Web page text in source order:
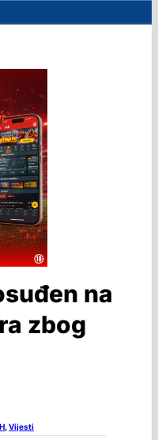
na
zbog
,Vijesti